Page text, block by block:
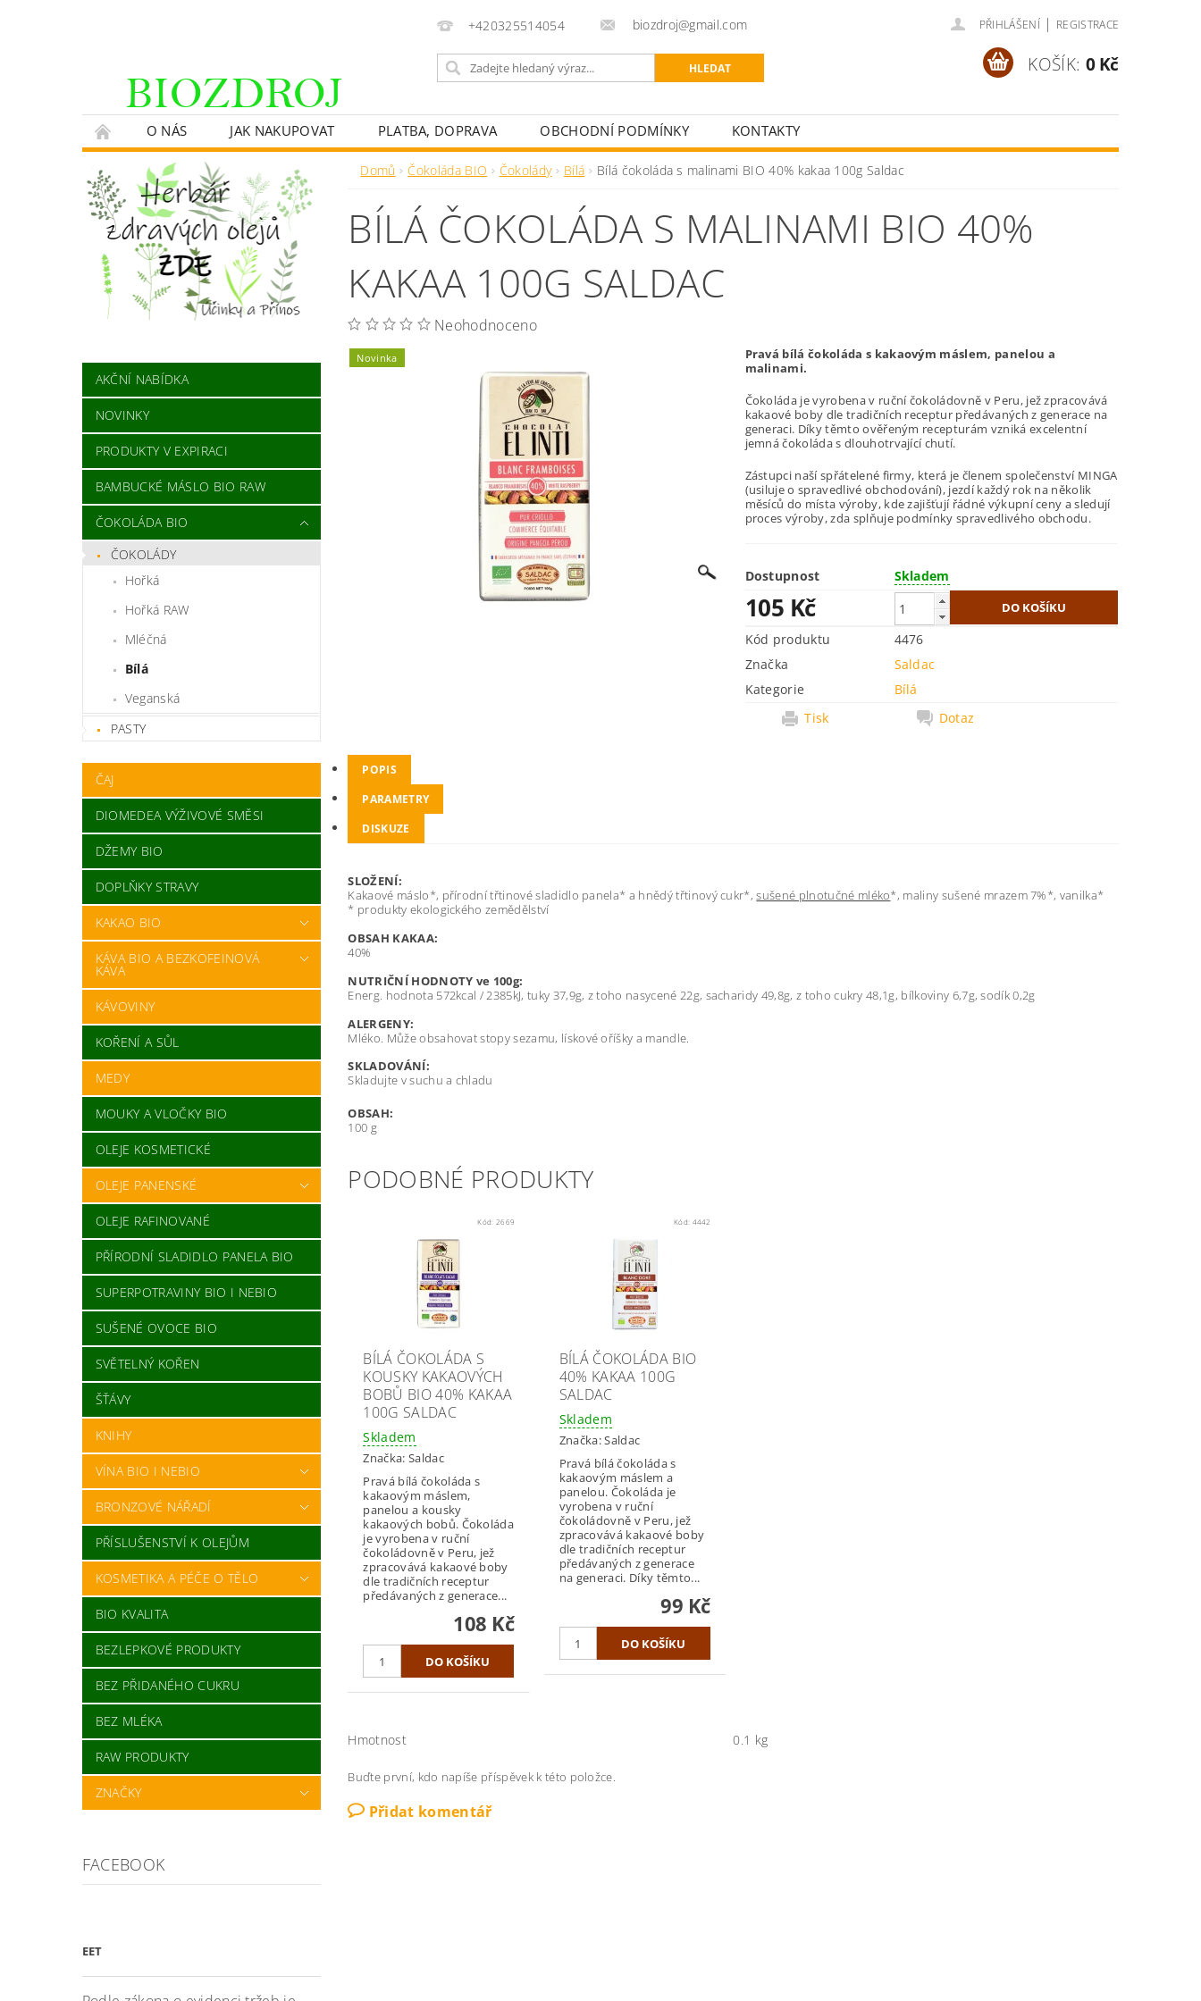
+420325514054 biozdroj@gmail.com PŘIHLÁŠENÍ | REGISTRACE
KOŠÍK: 0 Kč
O NÁS JAK NAKUPOVAT PLATBA, DOPRAVA OBCHODNÍ PODMÍNKY KONTAKTY
AKČNÍ NABÍDKA
NOVINKY
PRODUKTY V EXPIRACI
BAMBUCKÉ MÁSLO BIO RAW
ČOKOLÁDA BIO
ČOKOLÁDY
Hořká
Hořká RAW
Mléčná
Bílá
Veganská
PASTY
ČAJ
DIOMEDEA VÝŽIVOVÉ SMĚSI
DŽEMY BIO
DOPLŇKY STRAVY
KAKAO BIO
KÁVA BIO A BEZKOFEINOVÁ
KÁVA
KÁVOVINY
KOŘENÍ A SŮL
MEDY
MOUKY A VLOČKY BIO
OLEJE KOSMETICKÉ
OLEJE PANENSKÉ
OLEJE RAFINOVANÉ
PŘÍRODNÍ SLADIDLO PANELA BIO
SUPERPOTRAVINY BIO I NEBIO
SUŠENÉ OVOCE BIO
SVĚTELNÝ KOŘEN
ŠŤÁVY
KNIHY
VÍNA BIO I NEBIO
BRONZOVÉ NÁŘADÍ
PŘÍSLUŠENSTVÍ K OLEJŮM
KOSMETIKA A PÉČE O TĚLO
BIO KVALITA
BEZLEPKOVÉ PRODUKTY
BEZ PŘIDANÉHO CUKRU
BEZ MLÉKA
RAW PRODUKTY
ZNAČKY
FACEBOOK
EET
Domů Čokoláda BIO Čokolády Bílá Bílá čokoláda s malinami BIO 40% kakaa 100g Saldac
BÍLÁ ČOKOLÁDA S MALINAMI BIO 40%
KAKAA 100G SALDAC
Neohodnoceno
Novinka
Pravá bílá čokoláda s kakaovým máslem, panelou a
malinami.
Čokoláda je vyrobena v ruční čokoládovně v Peru, jež zpracovává
kakaové boby dle tradičních receptur předávaných z generace na
generaci. Díky těmto ověřeným recepturám vzniká excelentní
jemná čokoláda s dlouhotrvající chutí.
Zástupci naší spřátelené firmy, která je členem společenství MINGA
(usiluje o spravedlivé obchodování), jezdí každý rok na několik
měsíců do místa výroby, kde zajišťují řádné výkupní ceny a sledují
proces výroby, zda splňuje podmínky spravedlivého obchodu.
Dostupnost Skladem
105 Kč
Kód produktu
4476
Značka
Saldac
Kategorie
Bílá
Tisk
Dotaz
POPIS
PARAMETRY
DISKUZE
SLOŽENÍ:
Kakaové máslo*, přírodní třtinové sladidlo panela* a hnědý třtinový cukr*,sušené plnotučné mléko*, maliny sušené mrazem 7%*, vanilka*
* produkty ekologického zemědělství
OBSAH KAKAA:
40%
NUTRIČNÍ HODNOTY ve 100g:
Energ. hodnota 572kcal / 2385kJ, tuky 37,9g, z toho nasycené 22g, sacharidy 49,8g, z toho cukry 48,1g, bílkoviny 6,7g, sodík 0,2g
ALERGENY:
Mléko. Může obsahovat stopy sezamu, lískové oříšky a mandle.
SKLADOVÁNÍ:
Skladujte v suchu a chladu
OBSAH:
100 g
PODOBNÉ PRODUKTY
Kód:2669
BÍLÁ ČOKOLÁDA S
KOUSKY KAKAOVÝCH
BOBŮ BIO 40% KAKAA
100G SALDAC
Skladem
Značka: Saldac
Pravá bílá čokoláda s
kakaovým máslem,
panelou a kousky
kakaových bobů. Čokoláda
je vyrobena v ruční
čokoládovně v Peru, jež
zpracovává kakaové boby
dle tradičních receptur
předávaných z generace...
108 Kč
Kód: 4442
BÍLÁ ČOKOLÁDA BIO
40% KAKAA 100G
SALDAC
Skladem
Značka:Saldac
Pravá bílá čokoláda s
kakaovým máslem a
panelou. Čokoláda je
vyrobena v ruční
čokoládovně v Peru, jež
zpracovává kakaové boby
dle tradičních receptur
předávaných z generace
na generaci. Díky těmto...
99 Kč
Hmotnost 0.1 kg
Buďte první, kdo napíše příspěvek k této položce.
Přidat komentář